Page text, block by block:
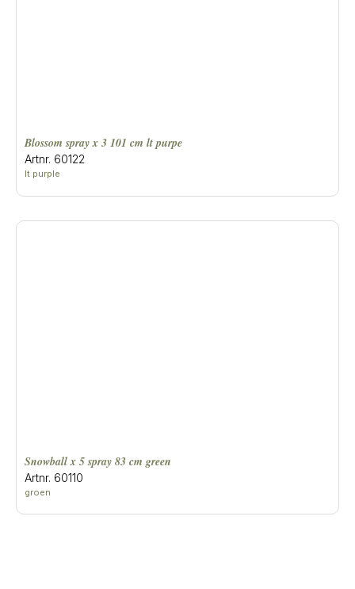
blossom spray x 3 101 cm lt purpe
Artnr. 60122
lt purple
snowball x 5 spray 83 cm green
Artnr. 60110
groen